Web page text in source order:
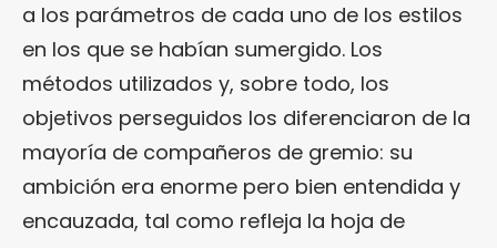
a los parámetros de cada uno de los estilos
en los que se habían sumergido. Los
métodos utilizados y, sobre todo, los
objetivos perseguidos los diferenciaron de la
mayoría de compañeros de gremio: su
ambición era enorme pero bien entendida y
encauzada, tal como refleja la hoja de